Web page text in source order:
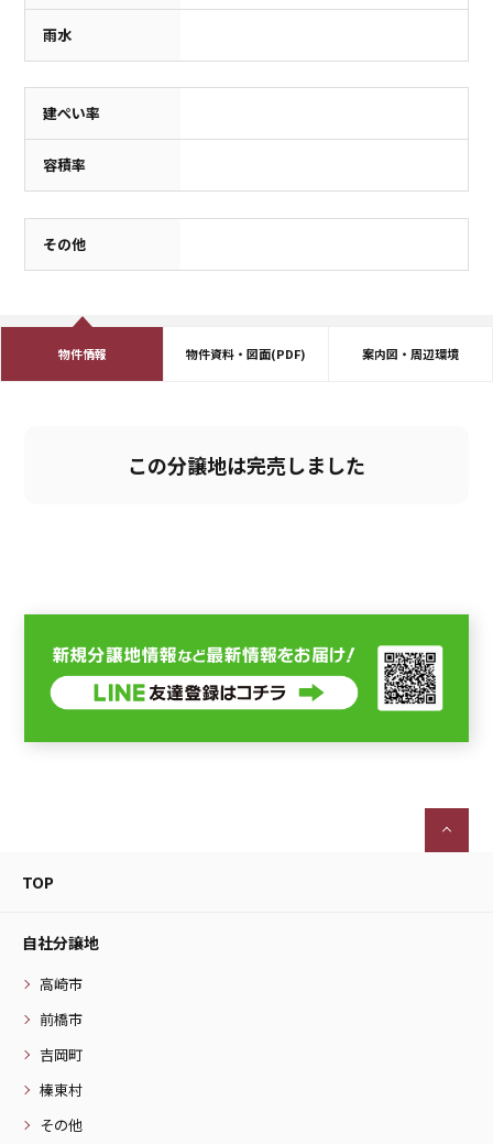
雨水
建ぺい率
容積率
その他
物件情報 物件資料・図面(PDF) 案内図・周辺環境
この分譲地は完売しました
TOP
自社分譲地
高崎市
前橋市
吉岡町
榛東村
その他